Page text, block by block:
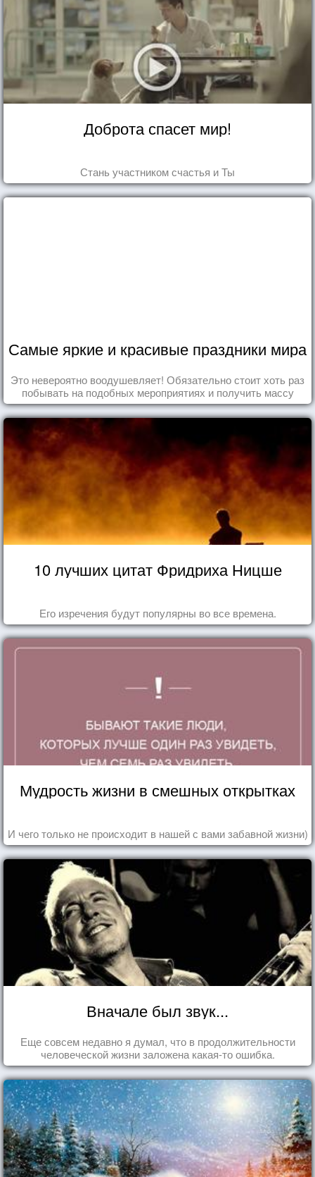
Доброта спасет мир!
Стань участником счастья и Ты
Самые яркие и красивые праздники мира
Это невероятно воодушевляет! Обязательно стоит хоть раз
побывать на подобных мероприятиях и получить массу
впечатлений!
10 лучших цитат Фридриха Ницше
Его изречения будут популярны во все времена.
Мудрость жизни в смешных открытках
И чего только не происходит в нашей с вами забавной жизни)
Вначале был звук...
Еще совсем недавно я думал, что в продолжительности
человеческой жизни заложена какая-то ошибка.